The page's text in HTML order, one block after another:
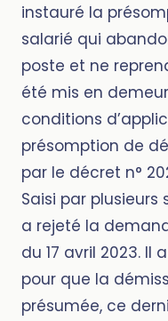
instauré la
salarié qui
poste et ne
été mis en
conditions
présomption de
par le décret n°
Saisi par plusieurs
a rejeté la
du 17 avril 2023. Il
pour que la
présumée, ce